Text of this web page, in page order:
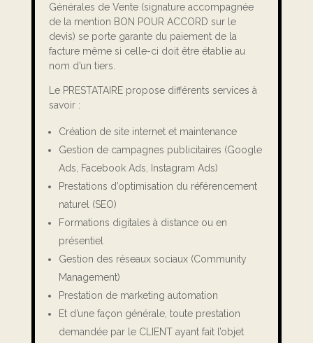
Générales de Vente (signature accompagnée
de la mention BON POUR ACCORD sur le
devis) se porte garante du paiement de la
facture même si celle-ci doit être établie au
nom d’un tiers.
Le PRESTATAIRE propose différents services à
savoir :
Création de site internet et maintenance
Gestion de campagnes publicitaires (Google
Ads, Facebook Ads, Instagram Ads)
Prestations d’optimisation du référencement
naturel (SEO)
Formations digitales à distance ou en
présentiel
Gestion des réseaux sociaux (Community
Management)
Prestation de marketing automation
Et d’une façon générale, toute prestation
demandée par le CLIENT ayant fait l’objet